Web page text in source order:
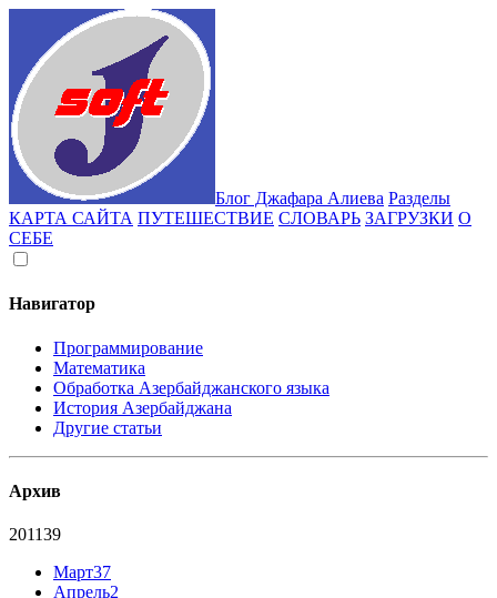
Блог Джафара Алиева Разделы
КАРТА САЙТА ПУТЕШЕСТВИЕ СЛОВАРЬ ЗАГРУЗКИ О
СЕБЕ
Навигатор
Программирование
Математика
Обработка Азербайджанского языка
История Азербайджана
Другие статьи
Архив
201139
Март37
Апрель2